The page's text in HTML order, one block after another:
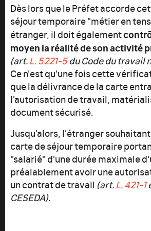
Dès lors que le Préfet accorde
séjour temporaire "métier en
étranger, il doit également
moyen la réalité de son activité
(art.L. 5221‑5du Code du travail
Ce n'est qu'une fois cette
que la délivrance de la carte
l'autorisation de travail,
document sécurisé.
Jusqu'alors, l'étranger
carte de séjour temporaire
"salarié" d'une durée maximale
préalablement avoir une
un contrat de travail (art.L. 421-1
CESEDA).